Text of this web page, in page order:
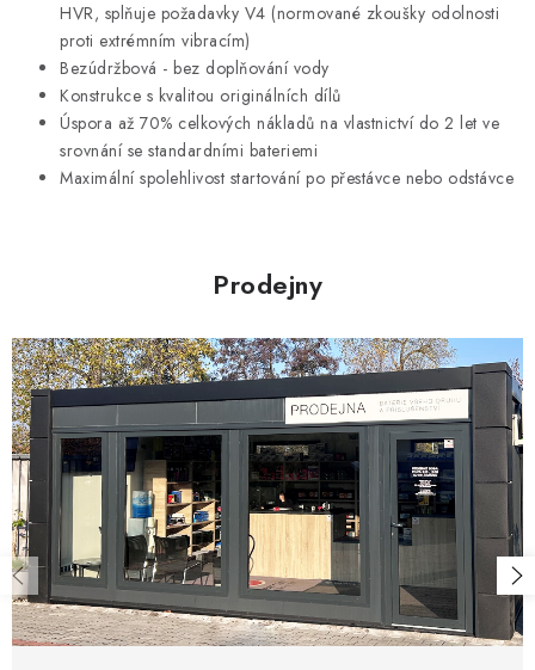
HVR, splňuje požadavky V4 (normované zkoušky odolnosti
proti extrémním vibracím)
Bezúdržbová - bez doplňování vody
Konstrukce s kvalitou originálních dílů
Úspora až 70% celkových nákladů na vlastnictví do 2 let ve
srovnání se standardními bateriemi
Maximální spolehlivost startování po přestávce nebo odstávce
Prodejny